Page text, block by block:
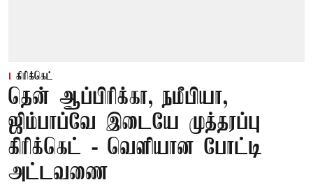
கிரிக்கெட்
தென் ஆப்பிரிக்கா, நமீபியா,
ஜிம்பாப்வே இடையே முத்தரப்பு
கிரிக்கெட் - வெளியான போட்டி
அட்டவணை